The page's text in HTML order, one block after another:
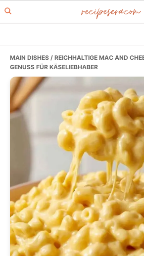
Skip
to
Skip
to
Skip
to
recipesera.com
MAIN DISHES / REICHHALTIGE MAC AND
GENUSS FÜR KÄSELIEBHABER